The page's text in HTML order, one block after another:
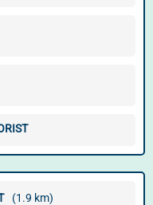
(1.9 km)